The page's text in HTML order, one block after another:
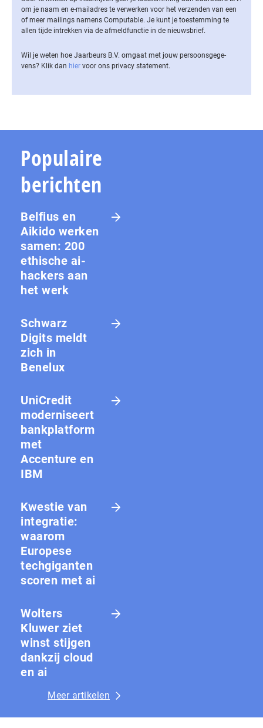
om je naam en e-mailadres te verwerken voor het verzenden van een
of meer mailings namens Computable. Je kunt je toestemming te
allen tijde intrekken via de af­meld­func­tie in de nieuwsbrief.
Wil je weten hoe Jaarbeurs B.V. omgaat met jouw per­soons­ge­ge­
vens? Klik dan hier voor ons privacy statement.
Populaire
berichten
Belfius en
Aikido werken
samen: 200
ethische ai-
hackers aan
het werk
Schwarz
Digits meldt
zich in
Benelux
UniCredit
moderniseert
bankplatform
met
Accenture en
IBM
Kwestie van
integratie:
waarom
Europese
techgiganten
scoren met ai
Wolters
Kluwer ziet
winst stijgen
dankzij cloud
en ai
Meer artikelen